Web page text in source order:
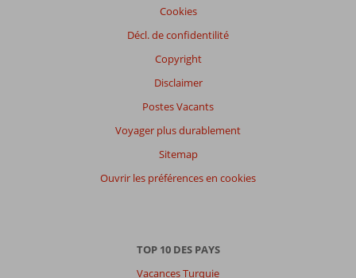
Cookies
Décl. de confidentilité
Copyright
Disclaimer
Postes Vacants
Voyager plus durablement
Sitemap
Ouvrir les préférences en cookies
TOP 10 DES PAYS
Vacances Turquie